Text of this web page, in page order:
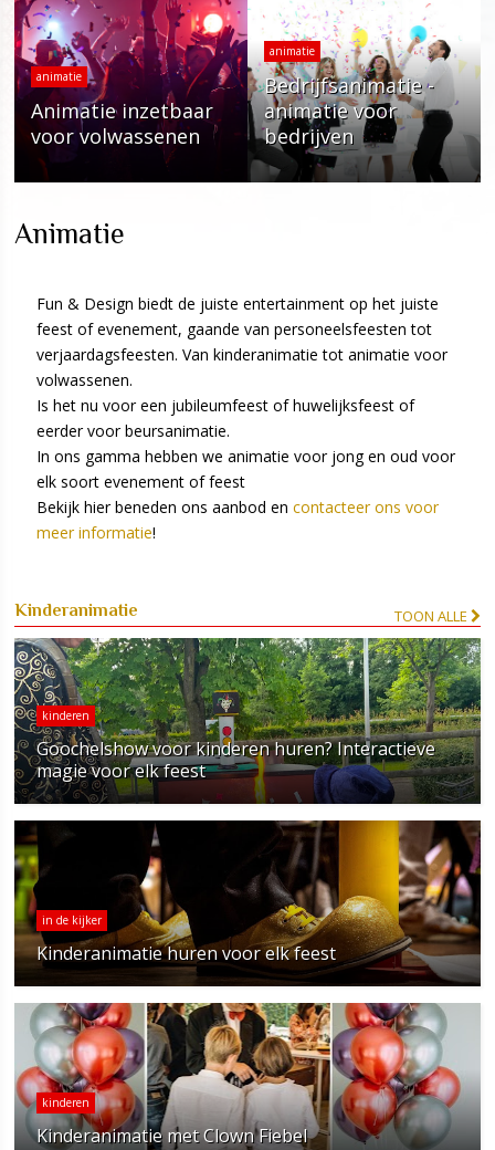
animatie
Animatie inzetbaar
voor volwassenen
animatie
Bedrijfsanimatie -
animatie voor
bedrijven
Animatie
Fun & Design biedt de juiste entertainment op het juiste
feest of evenement, gaande van personeelsfeesten tot
verjaardagsfeesten. Van kinderanimatie tot animatie voor
volwassenen.
Is het nu voor een jubileumfeest of huwelijksfeest of
eerder voor beursanimatie.
In ons gamma hebben we animatie voor jong en oud voor
elk soort evenement of feest
Bekijk hier beneden ons aanbod encontacteer ons voor
meer informatie!
Kinderanimatie TOON ALLE
kinderen
Goochelshow voor kinderen huren? Interactieve
magie voor elk feest
in de kijker
Kinderanimatie huren voor elk feest
kinderen
Kinderanimatie met Clown Fiebel